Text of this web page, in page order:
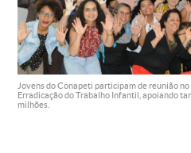
Jovens do Conapeti participam de reunião
Erradicação do Trabalho Infantil, apoiando
milhões.